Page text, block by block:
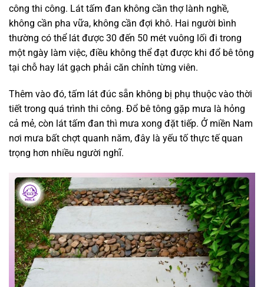
công thi công. Lát tấm đan không cần thợ lành nghề,
không cần pha vữa, không cần đợi khô. Hai người bình
thường có thể lát được 30 đến 50 mét vuông lối đi trong
một ngày làm việc, điều không thể đạt được khi đổ bê tông
tại chỗ hay lát gạch phải căn chỉnh từng viên.
Thêm vào đó, tấm lát đúc sẵn không bị phụ thuộc vào thời
tiết trong quá trình thi công. Đổ bê tông gặp mưa là hỏng
cả mẻ, còn lát tấm đan thì mưa xong đặt tiếp. Ở miền Nam
nơi mưa bất chợt quanh năm, đây là yếu tố thực tế quan
trọng hơn nhiều người nghĩ.